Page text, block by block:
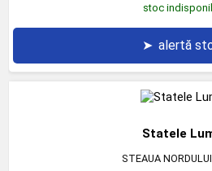
stoc
➤ alertă
Statele
STEAUA NORDULUI